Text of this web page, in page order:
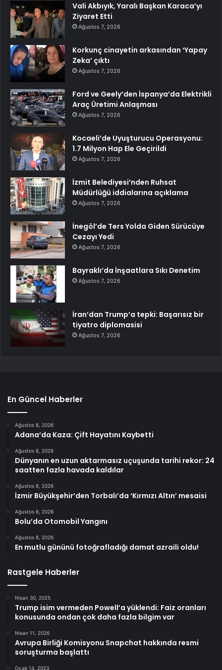
Vali Akbıyık, Yaralı Başkan Karaca’yı
Ziyaret Etti
Ağustos 7, 2026
Korkunç cinayetin arkasından ‘Yapay
Zeka’ çıktı
Ağustos 7, 2026
Ford ve Geely’den İspanya’da Elektrikli
Araç Üretimi Anlaşması
Ağustos 7, 2026
Kocaeli’de Uyuşturucu Operasyonu:
1.7 Milyon Hap Ele Geçirildi
Ağustos 7, 2026
İzmit Belediyesi’nden Ruhsat
Müdürlüğü iddialarına açıklama
Ağustos 7, 2026
İnegöl’de Ters Yolda Giden Sürücüye
Cezayı Yedi
Ağustos 7, 2026
Bayraklı’da İnşaatlara Sıkı Denetim
Ağustos 7, 2026
İran’dan Trump’a tepki: Başarısız bir
tiyatro diplomasisi
Ağustos 7, 2026
En Güncel Haberler
Ağustos 8, 2026
Adana’da Kaza: Çift Hayatını Kaybetti
Ağustos 8, 2026
Dünyanın en uzun aktarmasız uçuşunda tarihi rekor: 24
saatten fazla havada kaldılar
Ağustos 8, 2026
İzmir Büyükşehir’den Torbalı’da ‘Kırmızı Altın’ mesaisi
Ağustos 8, 2026
Bolu’da Otomobil Yangını
Ağustos 8, 2026
En mutlu gününü fotoğrafladığı damat azraili oldu!
Rastgele Haberler
Nisan 30, 2025
Trump isim vermeden Powell’a yüklendi: Faiz oranları
konusunda ondan çok daha fazla bilgim var
Nisan 11, 2026
Avrupa Birliği Komisyonu Snapchat hakkında resmi
soruşturma başlattı
Ocak 14, 2023